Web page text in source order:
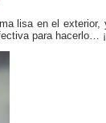
lisa en el exterior,
para hacerlo…